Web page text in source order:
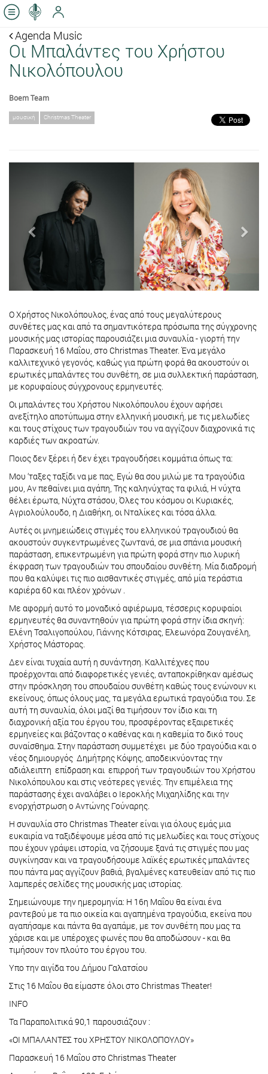
Agenda Music
Οι Μπαλάντες του Χρήστου
Νικολόπουλου
Boem Team
μουσική Christmas Theater
Ο Χρήστος Νικολόπουλος, ένας από τους μεγαλύτερους
συνθέτες μας και από τα σημαντικότερα πρόσωπα της σύγχρονης
μουσικής μας ιστορίας παρουσιάζει μια συναυλία - γιορτή την
Παρασκευή 16 Μαΐου, στο Christmas Theater. Ένα μεγάλο
καλλιτεχνικό γεγονός, καθώς για πρώτη φορά θα ακουστούν οι
ερωτικές μπαλάντες του συνθέτη, σε μια συλλεκτική παράσταση,
με κορυφαίους σύγχρονους ερμηνευτές.
Οι μπαλάντες του Χρήστου Νικολόπουλου έχουν αφήσει
ανεξίτηλο αποτύπωμα στην ελληνική μουσική, με τις μελωδίες
και τους στίχους των τραγουδιών του να αγγίζουν διαχρονικά τις
καρδιές των ακροατών.
Ποιος δεν ξέρει ή δεν έχει τραγουδήσει κομμάτια όπως τα:
Μου ‘ταξες ταξίδι να με πας, Εγώ θα σου μιλώ με τα τραγούδια
μου, Αν πεθαίνει μια αγάπη, Της καληνύχτας τα φιλιά, Η νύχτα
θέλει έρωτα, Νύχτα στάσου, Όλες του κόσμου οι Κυριακές,
Αγριολούλουδο, η Διαθήκη, οι Νταλίκες και τόσα άλλα.
Αυτές οι μνημειώδεις στιγμές του ελληνικού τραγουδιού θα
ακουστούν συγκεντρωμένες ζωντανά, σε μια σπάνια μουσική
παράσταση, επικεντρωμένη για πρώτη φορά στην πιο λυρική
έκφραση των τραγουδιών του σπουδαίου συνθέτη. Μία διαδρομή
που θα καλύψει τις πιο αισθαντικές στιγμές, από μία τεράστια
καριέρα 60 και πλέον χρόνων .
Με αφορμή αυτό το μοναδικό αφιέρωμα, τέσσερις κορυφαίοι
ερμηνευτές θα συναντηθούν για πρώτη φορά στην ίδια σκηνή:
Ελένη Τσαλιγοπούλου, Γιάννης Κότσιρας, Ελεωνόρα Ζουγανέλη,
Χρήστος Μάστορας.
Δεν είναι τυχαία αυτή η συνάντηση. Καλλιτέχνες που
προέρχονται από διαφορετικές γενιές, ανταποκρίθηκαν αμέσως
στην πρόσκληση του σπουδαίου συνθέτη καθώς τους ενώνουν κι
εκείνους, όπως όλους μας, τα μεγάλα ερωτικά τραγούδια του. Σε
αυτή τη συναυλία, όλοι μαζί θα τιμήσουν τον ίδιο και τη
διαχρονική αξία του έργου του, προσφέροντας εξαιρετικές
ερμηνείες και βάζοντας ο καθένας και η καθεμία το δικό τους
συναίσθημα. Στην παράσταση συμμετέχει με δύο τραγούδια και ο
νέος δημιουργός Δημήτρης Κόψης, αποδεικνύοντας την
αδιάλειπτη επίδραση και επιρροή των τραγουδιών του Χρήστου
Νικολόπουλου και στις νεότερες γενιές. Την επιμέλεια της
παράστασης έχει αναλάβει ο Ιεροκλής Μιχαηλίδης και την
ενορχήστρωση ο Αντώνης Γούναρης.
Η συναυλία στο Christmas Theater είναι για όλους εμάς μια
ευκαιρία να ταξιδέψουμε μέσα από τις μελωδίες και τους στίχους
που έχουν γράψει ιστορία, να ζήσουμε ξανά τις στιγμές που μας
συγκίνησαν και να τραγουδήσουμε λαϊκές ερωτικές μπαλάντες
που πάντα μας αγγίζουν βαθιά, βγαλμένες κατευθείαν από τις πιο
λαμπερές σελίδες της μουσικής μας ιστορίας.
Σημειώνουμε την ημερομηνία: Η 16η Μαΐου θα είναι ένα
ραντεβού με τα πιο οικεία και αγαπημένα τραγούδια, εκείνα που
αγαπήσαμε και πάντα θα αγαπάμε, με τον συνθέτη που μας τα
χάρισε και με υπέροχες φωνές που θα αποδώσουν - και θα
τιμήσουν τον πλούτο του έργου του.
Υπο την αιγίδα του Δήμου Γαλατσίου
Στις 16 Μαΐου θα είμαστε όλοι στο Christmas Theater!
INFO
Τα Παραπολιτικά 90,1 παρουσιάζουν :
«ΟI ΜΠΑΛΑΝΤΕΣ του ΧΡΗΣΤΟΥ ΝΙΚΟΛΟΠΟΥΛΟΥ»
Παρασκευή 16 Μαΐου στο Christmas Theater